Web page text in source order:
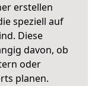
erstellen
speziell auf
Diese
davon, ob
oder
planen.